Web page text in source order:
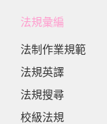
法規彙編
法制作業規範
法規英譯
法規搜尋
校級法規